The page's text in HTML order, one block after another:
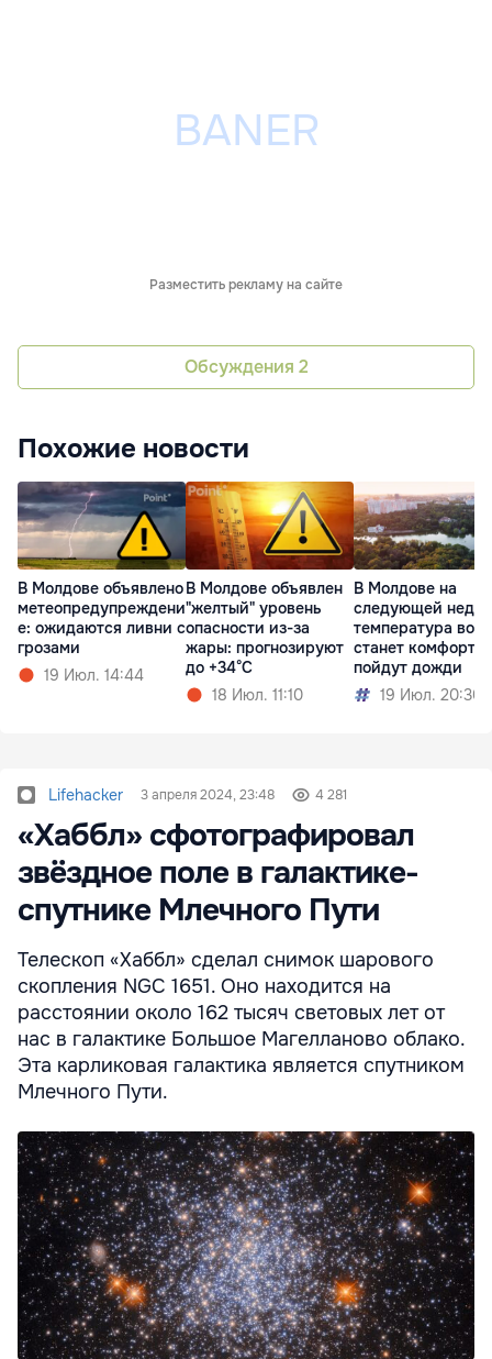
Разместить рекламу на сайте
Обсуждения 2
Похожие новости
В Молдове объявлено
метеопредупреждени
е: ожидаются ливни с
грозами
19 Июл. 14:44
В Молдове объявлен
"желтый" уровень
опасности из-за
жары: прогнозируют
до +34°C
18 Июл. 11:10
В Молдове на
следующей
температура
станет
пойдут дожди
19 Июл. 20:30
Lifehacker 3 апреля 2024, 23:48 4 281
«Хаббл» сфотографировал
звёздное поле в галактике-
спутнике Млечного Пути
Телескоп «Хаббл» сделал снимок шарового
скопления NGC 1651. Оно находится на
расстоянии около 162 тысяч световых лет от
нас в галактике Большое Магелланово облако.
Эта карликовая галактика является спутником
Млечного Пути.